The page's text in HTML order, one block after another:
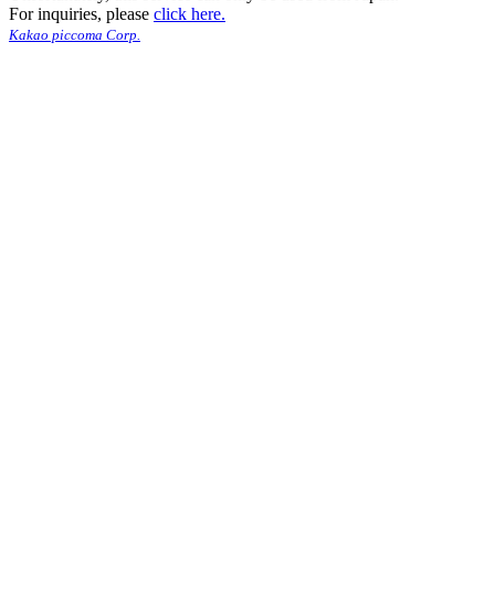
For inquiries, please click here.
Kakao piccoma Corp.